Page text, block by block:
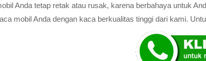
Anda tetap retak atau rusak, karena berbahaya untuk
mobil Anda dengan kaca berkualitas tinggi dari kami.